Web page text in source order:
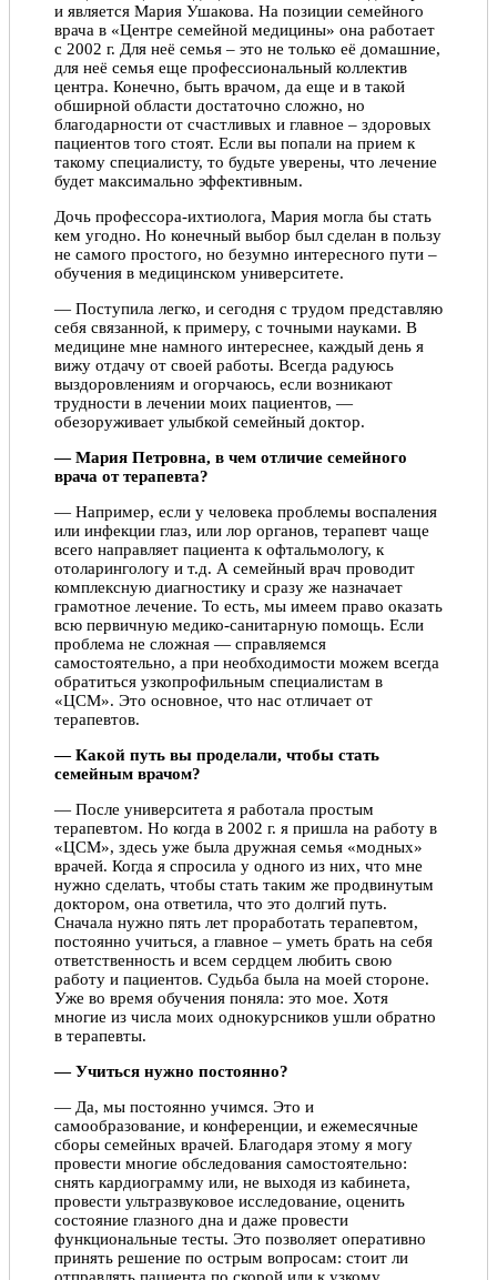
и является Мария Ушакова. На позиции семейного
врача в «Центре семейной медицины» она работает
с 2002 г. Для неё семья – это не только её домашние,
для неё семья еще профессиональный коллектив
центра. Конечно, быть врачом, да еще и в такой
обширной области достаточно сложно, но
благодарности от счастливых и главное – здоровых
пациентов того стоят. Если вы попали на прием к
такому специалисту, то будьте уверены, что лечение
будет максимально эффективным.
Дочь профессора-ихтиолога, Мария могла бы стать
кем угодно. Но конечный выбор был сделан в пользу
не самого простого, но безумно интересного пути –
обучения в медицинском университете.
— Поступила легко, и сегодня с трудом представляю
себя связанной, к примеру, с точными науками. В
медицине мне намного интереснее, каждый день я
вижу отдачу от своей работы. Всегда радуюсь
выздоровлениям и огорчаюсь, если возникают
трудности в лечении моих пациентов, —
обезоруживает улыбкой семейный доктор.
— Мария Петровна, в чем отличие семейного
врача от терапевта?
— Например, если у человека проблемы воспаления
или инфекции глаз, или лор органов, терапевт чаще
всего направляет пациента к офтальмологу, к
отоларингологу и т.д. А семейный врач проводит
комплексную диагностику и сразу же назначает
грамотное лечение. То есть, мы имеем право оказать
всю первичную медико-санитарную помощь. Если
проблема не сложная — справляемся
самостоятельно, а при необходимости можем всегда
обратиться узкопрофильным специалистам в
«ЦСМ». Это основное, что нас отличает от
терапевтов.
— Какой путь вы проделали, чтобы стать
семейным врачом?
— После университета я работала простым
терапевтом. Но когда в 2002 г. я пришла на работу в
«ЦСМ», здесь уже была дружная семья «модных»
врачей. Когда я спросила у одного из них, что мне
нужно сделать, чтобы стать таким же продвинутым
доктором, она ответила, что это долгий путь.
Сначала нужно пять лет проработать терапевтом,
постоянно учиться, а главное – уметь брать на себя
ответственность и всем сердцем любить свою
работу и пациентов. Судьба была на моей стороне.
Уже во время обучения поняла: это мое. Хотя
многие из числа моих однокурсников ушли обратно
в терапевты.
— Учиться нужно постоянно?
— Да, мы постоянно учимся. Это и
самообразование, и конференции, и ежемесячные
сборы семейных врачей. Благодаря этому я могу
провести многие обследования самостоятельно:
снять кардиограмму или, не выходя из кабинета,
провести ультразвуковое исследование, оценить
состояние глазного дна и даже провести
функциональные тесты. Это позволяет оперативно
принять решение по острым вопросам: стоит ли